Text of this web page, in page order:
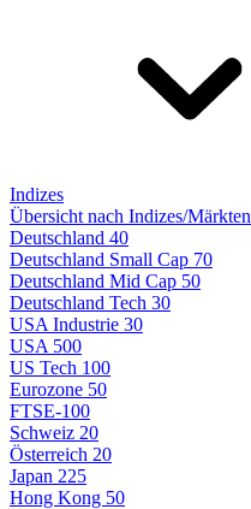
Indizes
Übersicht nach Indizes/Märkten
Deutschland 40
Deutschland Small Cap 70
Deutschland Mid Cap 50
Deutschland Tech 30
USA Industrie 30
USA 500
US Tech 100
Eurozone 50
FTSE-100
Schweiz 20
Österreich 20
Japan 225
Hong Kong 50